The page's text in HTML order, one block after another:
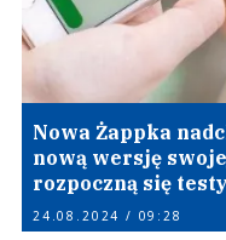
Nowa Żappka
nową wersję
rozpoczną się
24.08.2024 / 09:28